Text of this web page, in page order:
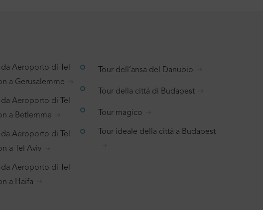
da Aeroporto di Tel
a Gerusalemme
da Aeroporto di Tel
a Betlemme
da Aeroporto di Tel
a Tel Aviv
da Aeroporto di Tel
a Haifa
Tour dell’ansa del Danubio
Tour della città di Budapest
Tour magico
Tour ideale della città a Budapest